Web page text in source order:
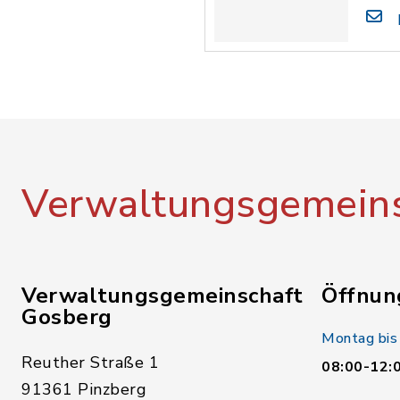
Verwaltungsgemeinschaft
Gosberg
Reuther Straße 1
91361 Pinzberg
Montag
08:00-